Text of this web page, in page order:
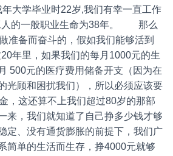
大学毕业时22岁,我们有幸一直工作
人的一般职业生命为38年。 那么
准备而奋斗的，假如我们能够活到
年里，如果我们的每月1000元的生
500元的医疗费用储备开支（因为在
光顾和困扰我们），所以必须应该要
，这还算不上我们超过80岁的那部
，我们就知道了自己挣多少钱才够
定、没有通货膨胀的前提下，我们广
简单的生活而生存，挣4000元就够